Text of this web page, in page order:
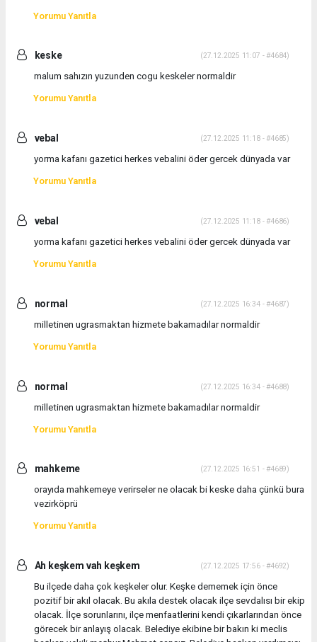
Yorumu Yanıtla
keske (27.12.2025 11:07 - #4684)
malum sahızın yuzunden cogu keskeler normaldir
Yorumu Yanıtla
vebal (27.12.2025 11:18 - #4685)
yorma kafanı gazetici herkes vebalini öder gercek dünyada var
Yorumu Yanıtla
vebal (27.12.2025 11:18 - #4686)
yorma kafanı gazetici herkes vebalini öder gercek dünyada var
Yorumu Yanıtla
normal (27.12.2025 16:34 - #4687)
milletinen ugrasmaktan hizmete bakamadılar normaldir
Yorumu Yanıtla
normal (27.12.2025 16:34 - #4688)
milletinen ugrasmaktan hizmete bakamadılar normaldir
Yorumu Yanıtla
mahkeme (27.12.2025 16:51 - #4689)
orayıda mahkemeye verirseler ne olacak bi keske daha çünkü bura
vezirköprü
Yorumu Yanıtla
Ah keşkem vah keşkem (27.12.2025 17:56 - #4692)
Bu ilçede daha çok keşkeler olur. Keşke dememek için önce
pozitif bir akıl olacak. Bu akıla destek olacak ilçe sevdalısı bir ekip
olacak. İlçe sorunlarını, ilçe menfaatlerini kendi çıkarlarından önce
görecek bir anlayış olacak. Belediye ekibine bir bakın ki meclis